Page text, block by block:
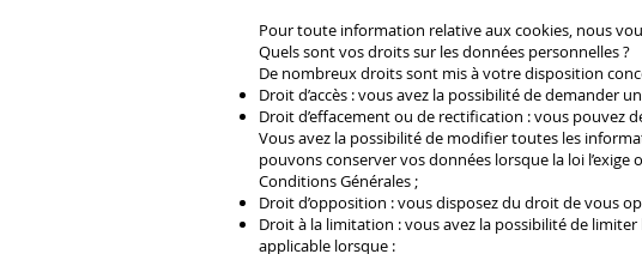
Pour toute information relative aux cookies, nous
Quels sont vos droits sur les données personnelles ?
De nombreux droits sont mis à votre disposition
Droit d’accès : vous avez la possibilité de demander
Droit d’effacement ou de rectification : vous pouvez
Vous avez la possibilité de modifier toutes les
pouvons conserver vos données lorsque la loi
Conditions Générales ;
Droit d’opposition : vous disposez du droit de vous
Droit à la limitation : vous avez la possibilité de
applicable lorsque :